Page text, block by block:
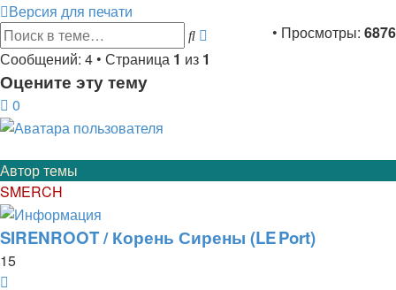
Версия для печати
• Просмотры: 6876
ПоискРасширенный
поиск
Сообщений: 4 • Страница 1 из 1
Оцените эту тему
0
Автор темы
SMERCH
SIRENROOT / Корень Сирены (LE Port)
15